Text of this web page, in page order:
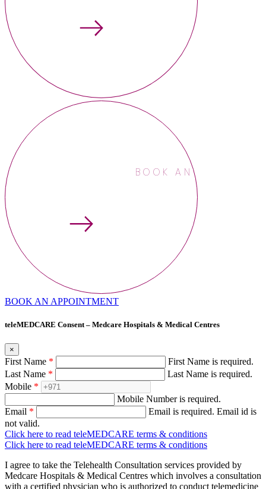
BOOK AN
BOOK AN APPOINTMENT
teleMEDCARE Consent – Medcare Hospitals & Medical Centres
×
First Name *
First Name is required.
Last Name *
Last Name is required.
Mobile *
Mobile Number is required.
Email * Email is required. Email id is
not valid.
Click here to read teleMEDCARE terms & conditions
Click here to read teleMEDCARE terms & conditions
I agree to take the Telehealth Consultation services provided by
Medcare Hospitals & Medical Centres which involves a consultation
with a certified physician who is authorized to conduct telemedicine